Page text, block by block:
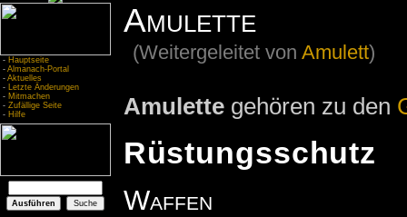
- Hauptseite
- Almanach-Portal
- Aktuelles
- Letzte Änderungen
- Mitmachen
- Zufällige Seite
- Hilfe
Amulette
(Weitergeleitet vonAmulett)
Amulettegehören zu den
Rüstungsschutz
Waffen